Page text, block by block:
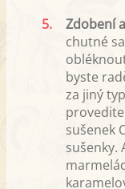
5.
Zdobení
chutné
byste
za jiný
sušenek
sušenky.